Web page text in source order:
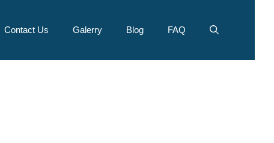
Contact Us Galerry Blog FAQ